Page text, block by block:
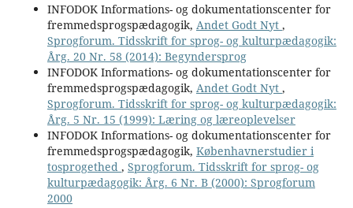
INFODOK Informations- og dokumentationscenter for
fremmedsprogspædagogik, Andet Godt Nyt ,
Sprogforum. Tidsskrift for sprog- og kulturpædagogik:
Årg. 20 Nr. 58 (2014): Begyndersprog
INFODOK Informations- og dokumentationscenter for
fremmedsprogspædagogik, Andet Godt Nyt ,
Sprogforum. Tidsskrift for sprog- og kulturpædagogik:
Årg. 5 Nr. 15 (1999): Læring og læreoplevelser
INFODOK Informations- og dokumentationscenter for
fremmedsprogspædagogik, Københavnerstudier i
tosprogethed , Sprogforum. Tidsskrift for sprog- og
kulturpædagogik: Årg. 6 Nr. B (2000): Sprogforum
2000